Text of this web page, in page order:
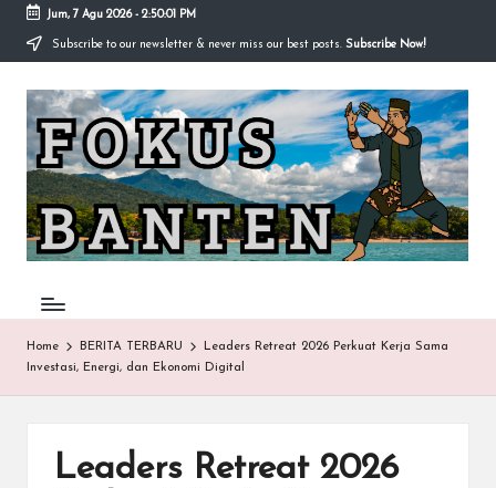
Skip
content
Jum, 7 Agu 2026- 2:50:01 PM
Subscribe to our newsletter & never miss our best posts. Subscribe Now!
F
O
K
U
S-
B
A
N
Home BERITA TERBARU
Leaders Retreat 2026 Perkuat Kerja Sama
Investasi, Energi, dan Ekonomi Digital
Leaders Retreat 2026